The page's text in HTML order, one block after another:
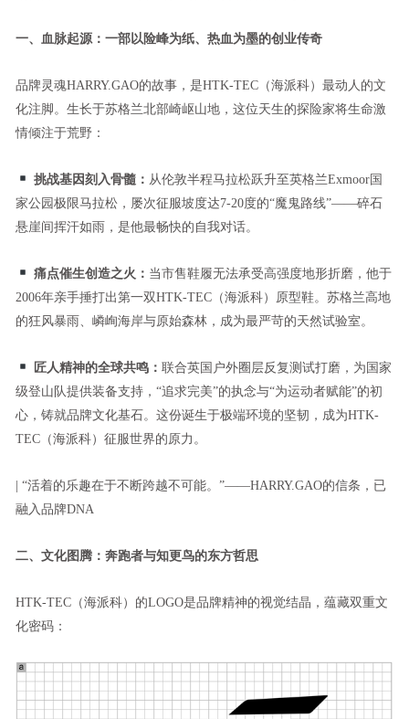
一、血脉起源：一部以险峰为纸、热血为墨的创业传奇
品牌灵魂HARRY.GAO的故事，是HTK-TEC（海派科）最动人的文
化注脚。生长于苏格兰北部崎岖山地，这位天生的探险家将生命激
情倾注于荒野：
挑战基因刻入骨髓： 从伦敦半程马拉松跃升至英格兰Exmoor国
家公园极限马拉松，屡次征服坡度达7-20度的“魔鬼路线”——碎石
悬崖间挥汗如雨，是他最畅快的自我对话。
痛点催生创造之火： 当市售鞋履无法承受高强度地形折磨，他于
2006年亲手捶打出第一双HTK-TEC（海派科）原型鞋。苏格兰高地
的狂风暴雨、嶙峋海岸与原始森林，成为最严苛的天然试验室。
匠人精神的全球共鸣： 联合英国户外圈层反复测试打磨，为国家
级登山队提供装备支持，“追求完美”的执念与“为运动者赋能”的初
心，铸就品牌文化基石。这份诞生于极端环境的坚韧，成为HTK-
TEC（海派科）征服世界的原力。
| “活着的乐趣在于不断跨越不可能。”——HARRY.GAO的信条，已
融入品牌DNA
二、文化图腾：奔跑者与知更鸟的东方哲思
HTK-TEC（海派科）的LOGO是品牌精神的视觉结晶，蕴藏双重文
化密码：